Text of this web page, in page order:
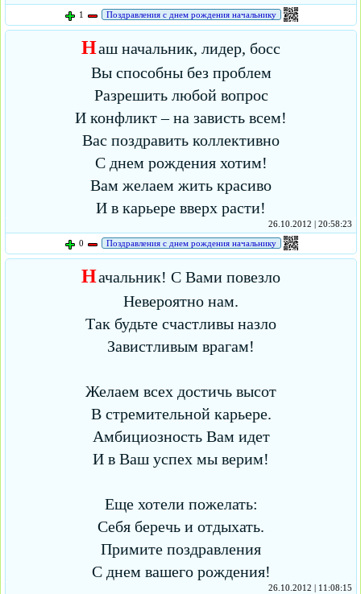
1
Поздравления с днем рождения начальнику
Наш начальник, лидер, босс
Вы способны без проблем
Разрешить любой вопрос
И конфликт – на зависть всем!
Вас поздравить коллективно
С днем рождения хотим!
Вам желаем жить красиво
И в карьере вверх расти!
26.10.2012 | 20:58:23
0
Поздравления с днем рождения начальнику
Начальник! С Вами повезло
Невероятно нам.
Так будьте счастливы назло
Завистливым врагам!
Желаем всех достичь высот
В стремительной карьере.
Амбициозность Вам идет
И в Ваш успех мы верим!
Еще хотели пожелать:
Себя беречь и отдыхать.
Примите поздравления
С днем вашего рождения!
26.10.2012 | 11:08:15